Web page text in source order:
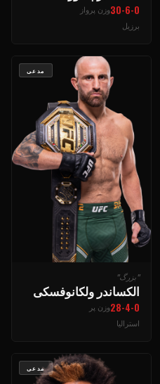
30-6-0وزن پرواز
برزیل
مدعی
"بزرگ"
الکساندر ولکانوفسکی
28-4-0وزن پر
استرالیا
مدعی